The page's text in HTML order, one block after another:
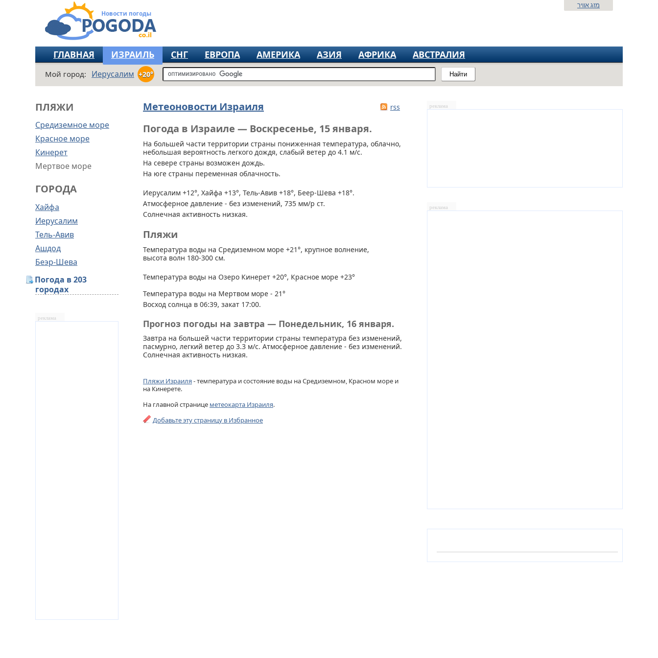
Новости погоды
Найти
מזג אוויר
ГЛАВНАЯ ИЗРАИЛЬ СНГ ЕВРОПА АМЕРИКА АЗИЯ АФРИКА АВСТРАЛИЯ
Мой город: Иерусалим +20°
ПЛЯЖИ
Средиземное море
Красное море
Кинерет
Мертвое море
ГОРОДА
Хайфа
Иерусалим
Тель-Авив
Ашдод
Беэр-Шева
Погода в 203
городах
реклама
Метеоновости Израиля rss
Погода в Израиле — Воскресенье, 15 января.
На большей части территории страны пониженная температура, облачно,
небольшая вероятность легкого дождя, слабый ветер до 4.1 м/с.
На севере страны возможен дождь.
На юге страны переменная облачность.
Иерусалим +12°, Хайфа +13°, Тель-Авив +18°, Беер-Шева +18°.
Атмосферное давление - без изменений, 735 мм/р ст.
Солнечная активность низкая.
Пляжи
Температура воды на Средиземном море +21°, крупное волнение,
высота волн 180-300 см.
Температура воды на Озеро Кинерет +20°, Красное море +23°
Температура воды на Мертвом море - 21°
Восход солнца в 06:39, закат 17:00.
Прогноз погоды на завтра — Понедельник, 16 января.
Завтра на большей части территории страны температура без изменений,
пасмурно, легкий ветер до 3.3 м/с. Атмосферное давление - без изменений.
Солнечная активность низкая.
Пляжи Израиля- температура и состояние воды на Средиземном, Красном море и
на Кинерете.
На главной странице метеокарта Израиля.
Добавьте эту страницу в Избранное
реклама
реклама